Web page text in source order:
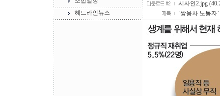
헤드라인뉴스
시사인2.jpg
‘쌍용차 노동자